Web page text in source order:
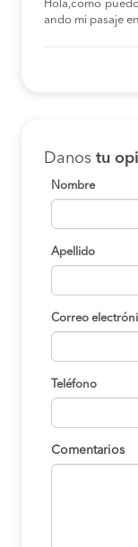
Hola,como
ando mi pasaje
Danos tu
Nombre
Apellido
Correo
Teléfono
Comentarios